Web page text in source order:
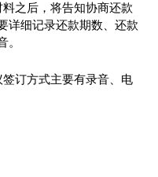
之后，将告知协商还款
详细记录还款期数、还款
。
订方式主要有录音、电